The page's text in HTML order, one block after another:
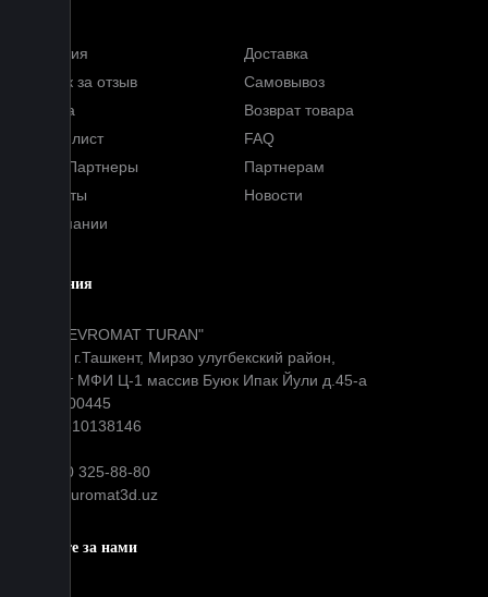
Гарантия
Доставка
Кэшбэк за отзыв
Самовывоз
Оплата
Возврат товара
Прайс-лист
FAQ
Наши Партнеры
Партнерам
Контакты
Новости
О компании
Компания
ООО "EVROMAT TURAN"
Адрес: г.Ташкент, Мирзо улугбекский район,
Окибат МФИ Ц-1 массив Буюк Ипак Йули д.45-а
МФО: 00445
ИНН: 310138146
+99890 325-88-80
info@euromat3d.uz
Следите за нами